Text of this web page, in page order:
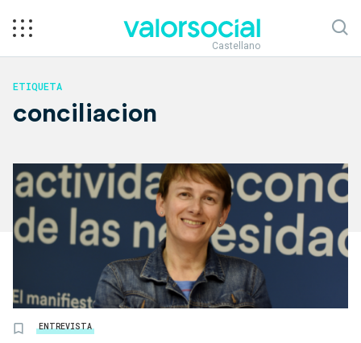
Castellano
ETIQUETA
conciliacion
ENTREVISTA